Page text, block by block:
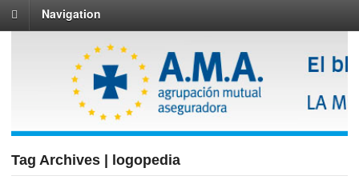
Navigation
Tag Archives | logopedia